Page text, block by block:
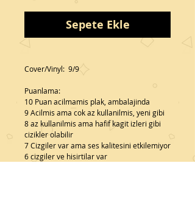
Sepete Ekle
Cover/Vinyl:  9/9
Puanlama:
10 Puan acilmamis plak, ambalajinda
9 Acilmis ama cok az kullanilmis, yeni gibi
8 az kullanilmis ama hafif kagit izleri gibi
cizikler olabilir
7 Cizgiler var ama ses kalitesini etkilemiyor
6 cizgiler ve hisirtilar var